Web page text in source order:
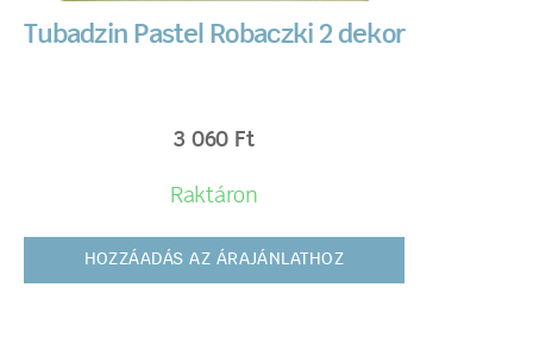
Tubadzin Pastel Robaczki 2 dekor
3 060 Ft
Raktáron
HOZZÁADÁS AZ ÁRAJÁNLATHOZ